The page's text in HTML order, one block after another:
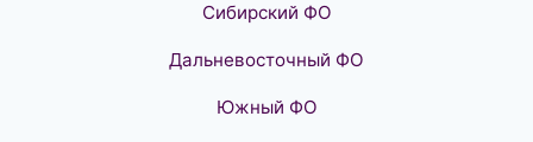
Сибирский ФО
Дальневосточный ФО
Южный ФО